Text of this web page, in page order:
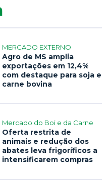
MERCADO EXTERNO
Agro de MS amplia
exportações em 12,4%
com destaque para soja e
carne bovina
Mercado do Boi e da Carne
Oferta restrita de
animais e redução dos
abates leva frigoríficos a
intensificarem compras